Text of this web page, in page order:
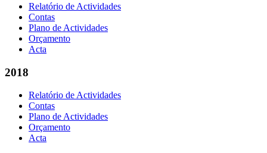
Relatório de Actividades
Contas
Plano de Actividades
Orçamento
Acta
2018
Relatório de Actividades
Contas
Plano de Actividades
Orçamento
Acta